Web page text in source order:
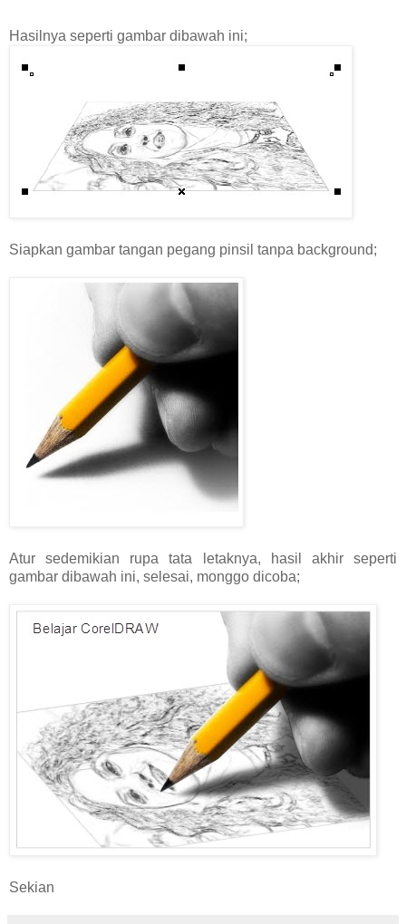
Hasilnya seperti gambar dibawah ini;
Siapkan gambar tangan pegang pinsil tanpa background;
Atur sedemikian rupa tata letaknya, hasil akhir seperti
gambar dibawah ini, selesai, monggo dicoba;
Sekian